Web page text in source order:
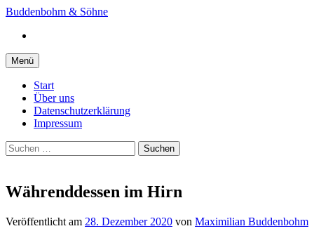
Springe
Inhalt
Buddenbohm & Söhne
Menü
Start
Über uns
Datenschutzerklärung
Impressum
Suchen
nach:
Währenddessen im Hirn
Veröffentlicht am 28. Dezember 2020 von Maximilian Buddenbohm